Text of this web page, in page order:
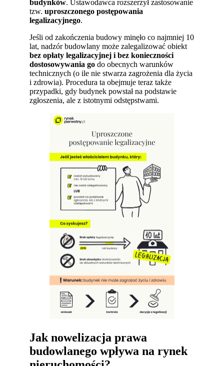
budynków. Ustawodawca rozszerzył zastosowanie
tzw.uproszczonego postępowania
legalizacyjnego.
Jeśli od zakończenia budowy minęło co najmniej 10
lat, nadzór budowlany może zalegalizować obiekt
bez opłaty legalizacyjnej i bez konieczności
dostosowywania go do obecnych warunków
technicznych (o ile nie stwarza zagrożenia dla życia
i zdrowia). Procedura ta obejmuje teraz także
przypadki, gdy budynek powstał na podstawie
zgłoszenia, ale z istotnymi odstępstwami.
Jak nowelizacja prawa
budowlanego wpływa na rynek